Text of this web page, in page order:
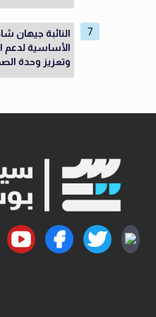
النائبة جيهان
الأساسية لدعم
وتعزيز وحدة